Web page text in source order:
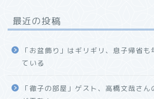
最近の投稿
「お盆飾り」はギリギリ、息子帰省も
ている
「徹子の部屋」ゲスト、高橋文哉さ